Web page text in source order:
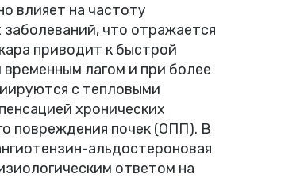
влияет на частоту
что отражается
приводит к быстрой
лагом и при более
с тепловыми
хронических
повреждения почек (ОПП). В
альдостероновая
ответом на